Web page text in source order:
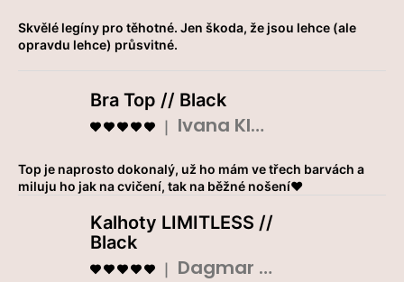
Skvělé legíny pro těhotné. Jen škoda, že jsou lehce (ale
opravdu lehce) průsvitné.
Bra Top // Black
Hodnocení produktu je 5 z 5 hvězdiček.
Ivana Klouparová
Top je naprosto dokonalý, už ho mám ve třech barvách a
miluju ho jak na cvičení, tak na běžné nošení❤️
Kalhoty LIMITLESS //
Black
Hodnocení produktu je 5 z 5 hvězdiček.
Dagmar Prokopová